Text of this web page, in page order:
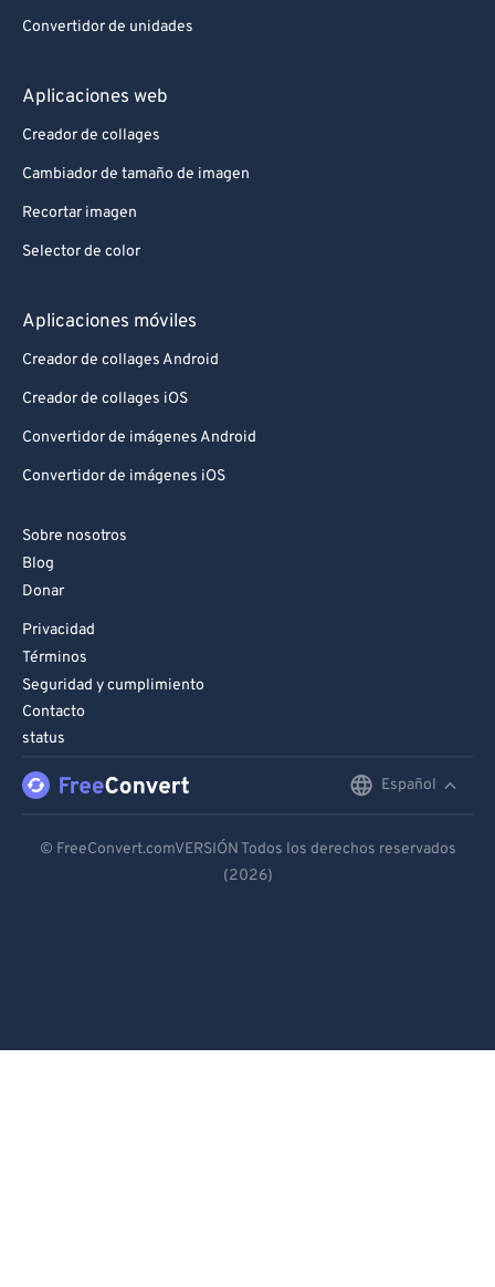
Convertidor de unidades
Aplicaciones web
Creador de collages
Cambiador de tamaño de imagen
Recortar imagen
Selector de color
Aplicaciones móviles
Creador de collages Android
Creador de collages iOS
Convertidor de imágenes Android
Convertidor de imágenes iOS
Sobre nosotros
Blog
Donar
Privacidad
Términos
Seguridad y cumplimiento
Contacto
status
Español
Español
© FreeConvert.comVERSIÓN Todos los derechos reservados
(2026)